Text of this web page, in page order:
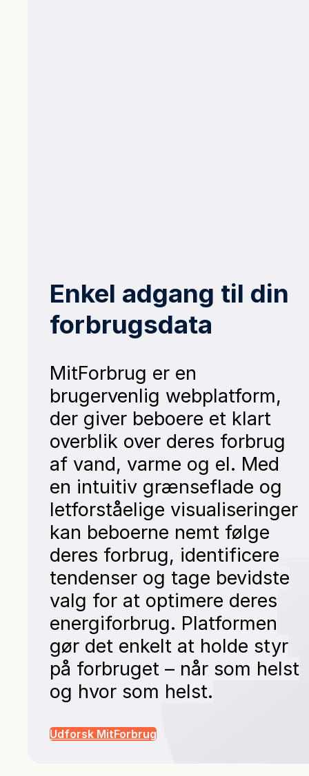
Enkel adgang til din
forbrugsdata
MitForbrug er en
brugervenlig webplatform,
der giver beboere et klart
overblik over deres forbrug
af vand, varme og el. Med
en intuitiv grænseflade og
letforståelige visualiseringer
kan beboerne nemt følge
deres forbrug, identificere
tendenser og tage bevidste
valg for at optimere deres
energiforbrug. Platformen
gør det enkelt at holde styr
på forbruget – når som helst
og hvor som helst.
Udforsk MitForbrug